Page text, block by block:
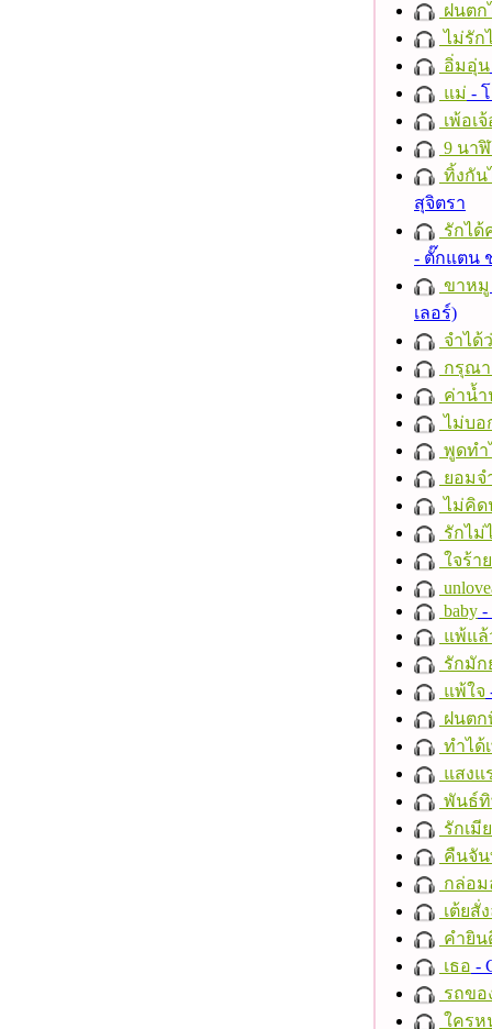
ฝนตก
ไม่รัก
อิ่มอุ่น
แม่ -
เพ้อเ
9 นา
ทิ้งกัน
สุจิตรา
รักได้
- ตั๊กแตน
ขาหมู
เลอร์)
จำได้
กรุณา
ค่าน้
ไม่บอ
พูดทำ
ยอม
ไม่คิด
รักไม่
ใจร้าย
baby -
แพ้แล้
รักมัก
แพ้ใจ
ฝนตก
ทำได้
แสงแ
พันธ์
รักเมี
คืนจั
กล่อม
เต้ยสั่
คำยิน
เธอ -
รถขอ
ใครห